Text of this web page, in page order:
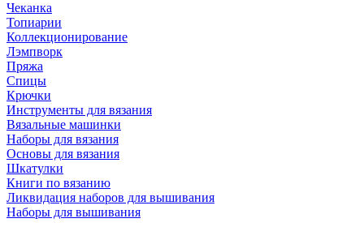
Чеканка
Топиарии
Коллекционирование
Лэмпворк
Пряжа
Спицы
Крючки
Инструменты для вязания
Вязальные машинки
Наборы для вязания
Основы для вязания
Шкатулки
Книги по вязанию
Ликвидация наборов для вышивания
Наборы для вышивания